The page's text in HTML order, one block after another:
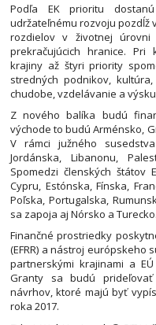
Podľa EK prioritu
udržateľnému rozvoju pozdĺž
rozdielov v životnej úrovni
prekračujúcich hranice. Pri
krajiny až štyri priority
stredných podnikov,
chudobe, vzdelávanie a
Z nového balíka budú
východe to budú Arménsko,
V rámci južného
Jordánska, Libanonu,
Spomedzi členských štátov
Cypru, Estónska, Fínska,
Poľska, Portugalska,
sa zapoja aj Nórsko a Turecko.
Finančné prostriedky
(EFRR) a nástroj európskeho
partnerskými krajinami a
Granty sa budú
návrhov, ktoré majú byť
roka 2017.